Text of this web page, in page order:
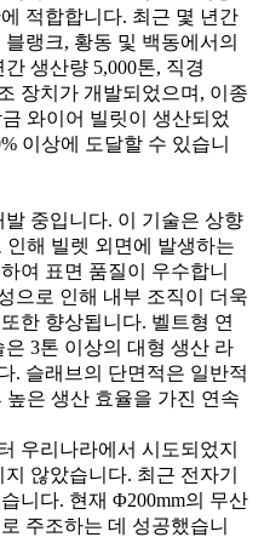
적합합니다. 최근 몇 년간
랭크, 황동 및 백동에서의
생산량 5,000톤, 직경
장치가 개발되었으며, 이종
와이어 빌릿이 생산되었
이상에 도달할 수 있습니
중입니다. 이 기술은 상향
해 빌렛 외면에 발생하는
여 표면 품질이 우수합니
으로 인해 내부 조직이 더욱
한 향상됩니다. 벨트형 연
3톤 이상의 대형 생산 라
. 슬래브의 단면적은 일반적
높은 생산 효율을 가진 연속
우리나라에서 시도되었지
않았습니다. 최근 전자기
니다. 현재 Φ200mm의 무산
주조하는 데 성공했습니